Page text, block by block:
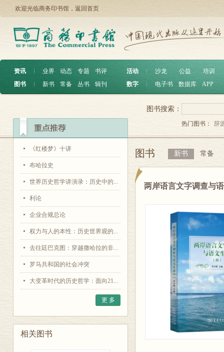
欢迎光临商务印书馆， 返回首页
资讯 ︱ 业界 动态 专题
书评
图书
︱ 新书 常备 丛书 辑刊
活动 沙龙 公益
培训
数字
电子书 数据库 APP
《红楼梦》十讲
布哈拉史
世界历史哲学讲演录：历史中的...
利论
企业合规总论
权力与人的本性：历史世界观的...
去往廷巴克图：穿越撒哈拉的非...
罗马共和国的社会冲突
大变革时代的历史哲学：面向21...
更 多
相关图书
图书搜索：
热门图书： 辞
图书 新书 常备
两岸语言文字调查与